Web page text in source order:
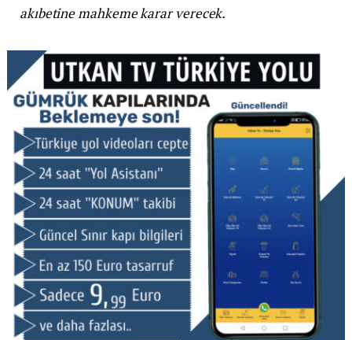
akıbetine mahkeme karar verecek.